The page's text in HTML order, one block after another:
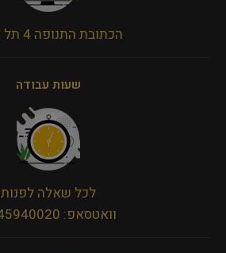
הכתובת התנופה 4 תל אביב
שעות עבודה
לכל שאלה לפנות
וואטסאפ: 0545940020